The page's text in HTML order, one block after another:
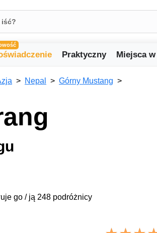
Praktyczny Miejsca
Nepal Górny Mustang
go / ją 248 podróżnicy